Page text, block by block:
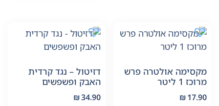
מקסימה אולטרה פרש
מרוכז 1 ליטר
₪17.90
דזיטול – נגד קרדית
האבק ופשפשים
₪34.90